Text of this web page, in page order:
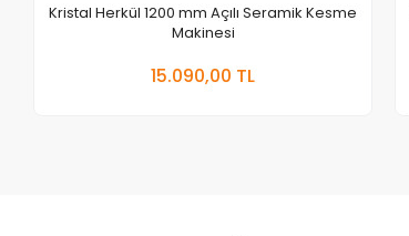
Kristal Herkül 1200 mm Açılı Seramik Kesme
Makinesi
15.090,00 TL